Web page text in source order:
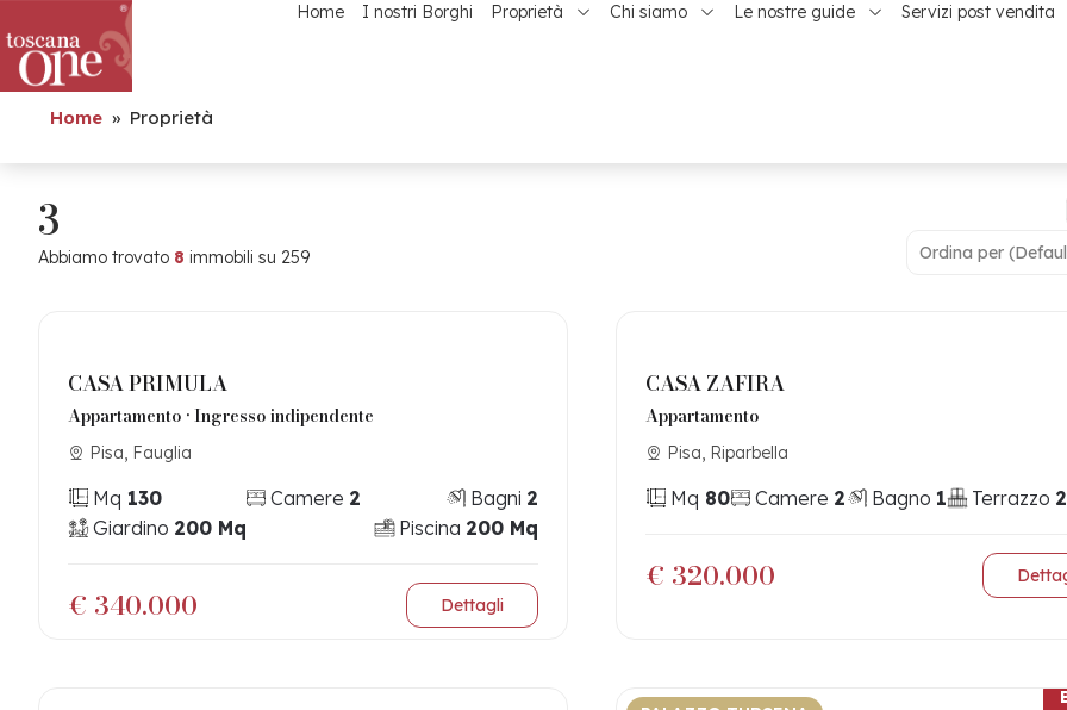
Home I nostri Borghi Proprietà Chi siamo Le nostre guide Servizi post vendita
Home » Proprietà
3
Abbiamo trovato 8 immobili su 259
CASA PRIMULA
Appartamento • Ingresso indipendente
Pisa, Fauglia
Mq 130 Camere 2 Bagni 2
Giardino 200 Mq Piscina 200 Mq
€ 340.000 Dettagli
CASA ZAFIRA
Appartamento
Pisa, Riparbella
Mq 80 Camere 2 Bagno 1 Terrazzo
€ 320.000